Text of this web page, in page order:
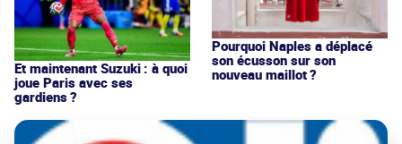
Et maintenant Suzuki : à quoi
joue Paris avec ses
gardiens ?
Pourquoi Naples a déplacé
son écusson sur son
nouveau maillot ?